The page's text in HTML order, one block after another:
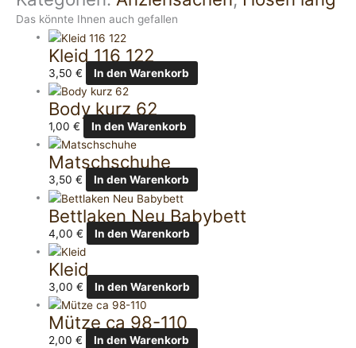
Das könnte Ihnen auch gefallen
Kleid 116 122
3,50€ In den Warenkorb
Body kurz 62
1,00€ In den Warenkorb
Matschschuhe
3,50€ In den Warenkorb
Bettlaken Neu Babybett
4,00€ In den Warenkorb
Kleid
3,00€ In den Warenkorb
Mütze ca 98-110
2,00€ In den Warenkorb